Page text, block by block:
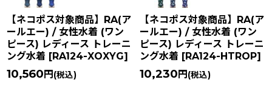
【ネコポス対象商品】RA(ア
ールエー) / 女性水着 (ワン
ピース) レディース トレーニ
ング水着 [RA124-XOXYG]
10,560 円 (税込)
【ネコポス対象商品】RA(ア
ールエー) / 女性水着 (ワン
ピース) レディース トレーニ
ング水着 [RA124-HTROP]
10,230 円 (税込)